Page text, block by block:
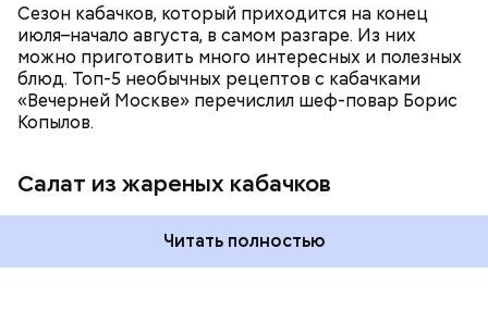
Сезон кабачков, который приходится на конец
июля–начало августа, в самом разгаре. Из них
можно приготовить много интересных и полезных
блюд. Топ-5 необычных рецептов с кабачками
«Вечерней Москве» перечислил шеф-повар Борис
Копылов.
Салат из жареных кабачков
Читать полностью
кремний — укрепляет кости, зубы, волосы и
ногти и оказывает омолаживающее действие;
Вред дыни
А врач-эндокринолог Алексей Калинчев рассказал,
что существует множество блюд, где используют